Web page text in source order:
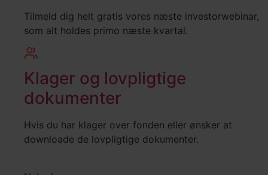
Tilmeld dig helt gratis vores næste investorwebinar,
som alt holdes primo næste kvartal.
Klager og lovpligtige
dokumenter
Hvis du har klager over fonden eller ønsker at
downloade de lovpligtige dokumenter.